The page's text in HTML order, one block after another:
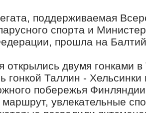
поддерживаемая
спорта и
прошла на
открылись двумя гонками
гонкой Таллин - Хельсинки
побережья
увлекательные